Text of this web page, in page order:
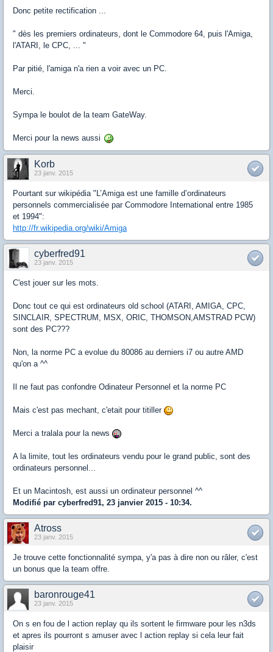
Donc petite rectification ...
" dès les premiers ordinateurs, dont le Commodore 64, puis l'Amiga,
l'ATARI, le CPC, ... "
Par pitié, l'amiga n'a rien a voir avec un PC.
Merci.
Sympa le boulot de la team GateWay.
Merci pour la news aussi
Korb
23 janv. 2015
Pourtant sur wikipédia "L’Amiga est une famille d’ordinateurs
personnels commercialisée par Commodore International entre 1985
et 1994":
http://fr.wikipedia.org/wiki/Amiga
cyberfred91
23 janv. 2015
C'est jouer sur les mots.
Donc tout ce qui est ordinateurs old school (ATARI, AMIGA, CPC,
SINCLAIR, SPECTRUM, MSX, ORIC, THOMSON,AMSTRAD PCW)
sont des PC???
Non, la norme PC a evolue du 80086 au derniers i7 ou autre AMD
qu'on a ^^
Il ne faut pas confondre Odinateur Personnel et la norme PC
Mais c'est pas mechant, c'etait pour titiller
Merci a tralala pour la news
A la limite, tout les ordinateurs vendu pour le grand public, sont des
ordinateurs personnel...
Et un Macintosh, est aussi un ordinateur personnel ^^
Modifié par cyberfred91, 23 janvier 2015 - 10:34.
Atross
23 janv. 2015
Je trouve cette fonctionnalité sympa, y'a pas à dire non ou râler, c'est
un bonus que la team offre.
baronrouge41
23 janv. 2015
On s en fou de l action replay qu ils sortent le firmware pour les n3ds
et apres ils pourront s amuser avec l action replay si cela leur fait
plaisir